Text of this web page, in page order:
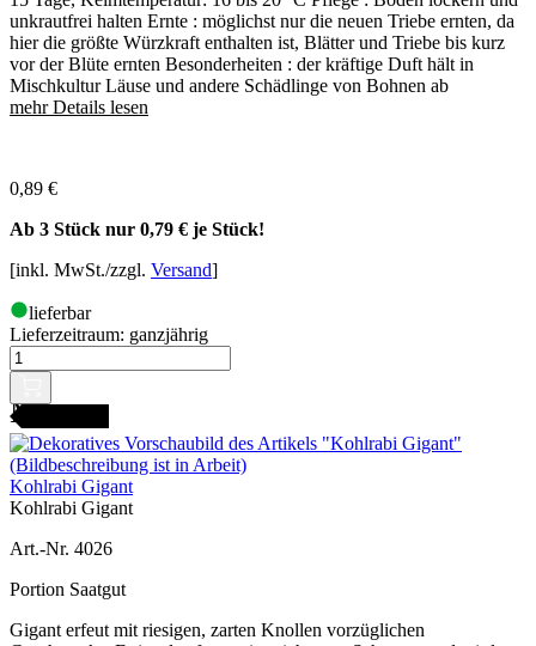
unkrautfrei halten Ernte : möglichst nur die neuen Triebe ernten, da
hier die größte Würzkraft enthalten ist, Blätter und Triebe bis kurz
vor der Blüte ernten Besonderheiten : der kräftige Duft hält in
Mischkultur Läuse und andere Schädlinge von Bohnen ab
mehr Details lesen
0,89 €
Ab 3 Stück nur 0,79 € je Stück!
[inkl. MwSt./zzgl. Versand]
lieferbar
Lieferzeitraum: ganzjährig
Kohlrabi Gigant
Kohlrabi Gigant
Art.-Nr. 4026
Portion Saatgut
Gigant erfeut mit riesigen, zarten Knollen vorzüglichen